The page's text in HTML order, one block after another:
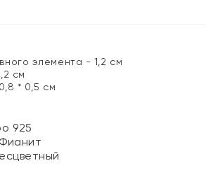
элемента - 1,2 см
см
* 0,5 см
925